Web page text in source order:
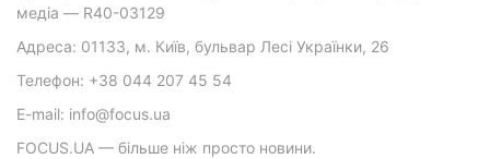
медіа — R40-03129
Адреса: 01133, м. Київ, бульвар Лесі Українки, 26
Телефон: +38 044 207 45 54
E-mail: info@focus.ua
FOCUS.UA — більше ніж просто новини.